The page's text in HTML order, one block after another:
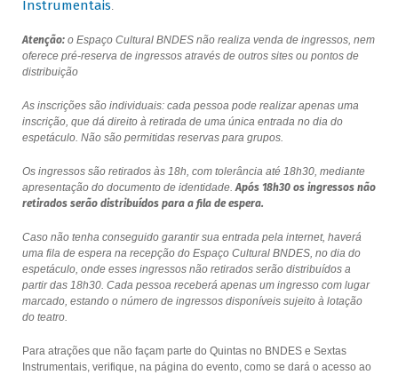
Instrumentais.
Atenção:o Espaço Cultural BNDES não realiza venda de ingressos, nem
oferece pré-reserva de ingressos através de outros sites ou pontos de
distribuição
As inscrições são individuais: cada pessoa pode realizar apenas uma
inscrição, que dá direito à retirada de uma única entrada no dia do
espetáculo. Não são permitidas reservas para grupos.
Os ingressos são retirados às 18h, com tolerância até 18h30, mediante
apresentação do documento de identidade.Após 18h30 os ingressos não
retirados serão distribuídos para a fila de espera.
Caso não tenha conseguido garantir sua entrada pela internet, haverá
uma fila de espera na recepção do Espaço Cultural BNDES, no dia do
espetáculo, onde esses ingressos não retirados serão distribuídos a
partir das 18h30. Cada pessoa receberá apenas um ingresso com lugar
marcado, estando o número de ingressos disponíveis sujeito à lotação
do teatro.
Para atrações que não façam parte do Quintas no BNDES e Sextas
Instrumentais, verifique, na página do evento, como se dará o acesso ao